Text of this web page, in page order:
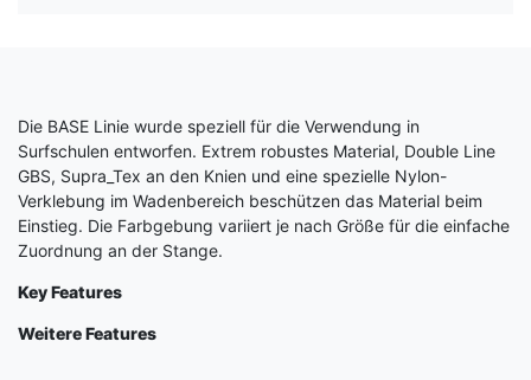
Die BASE Linie wurde speziell für die Verwendung in
Surfschulen entworfen. Extrem robustes Material, Double Line
GBS, Supra_Tex an den Knien und eine spezielle Nylon-
Verklebung im Wadenbereich beschützen das Material beim
Einstieg. Die Farbgebung variiert je nach Größe für die einfache
Zuordnung an der Stange.
Key Features
Weitere Features